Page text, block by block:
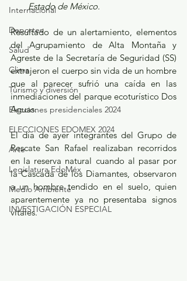
Internacional
Deportes
Salud
Clima
Turismo y diversión
Elecciones presidenciales 2024
ELECCIONES EDOMEX 2024
Arte
Legislatura EdoMéx
Medio Ambiente
INVESTIGACIÓN ESPECIAL
Estado de México.
Resultado de un alertamiento, elementos
del Agrupamiento de Alta Montaña y
Agreste de la Secretaría de Seguridad (SS)
extrajeron el cuerpo sin vida de un hombre
que al parecer sufrió una caída en las
inmediaciones del parque ecoturístico Dos
Aguas.
El día de ayer integrantes del Grupo de
Rescate San Rafael realizaban recorridos
en la reserva natural cuando al pasar por
la Cascada de los Diamantes, observaron
a un hombre tendido en el suelo, quien
aparentemente ya no presentaba signos
vitales.